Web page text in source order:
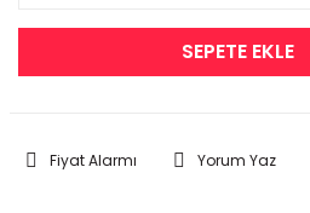
SEPETE EKLE
Fiyat Alarmı Yorum Yaz